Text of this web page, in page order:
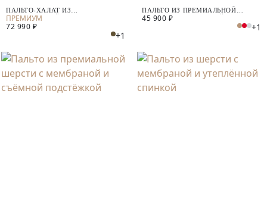
ПАЛЬТО-ХАЛАТ ИЗ
ПРЕМИАЛЬНОЙ ШЕРСТИ И
КАШЕМИРА
72 990 ₽
+1
ПАЛЬТО ИЗ ПРЕМИАЛЬНОЙ
ШЕРСТИ С МЕМБРАНОЙ И
45 900 ₽
+1